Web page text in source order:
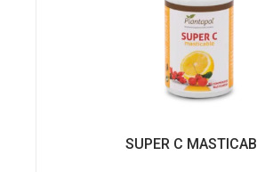
SUPER C